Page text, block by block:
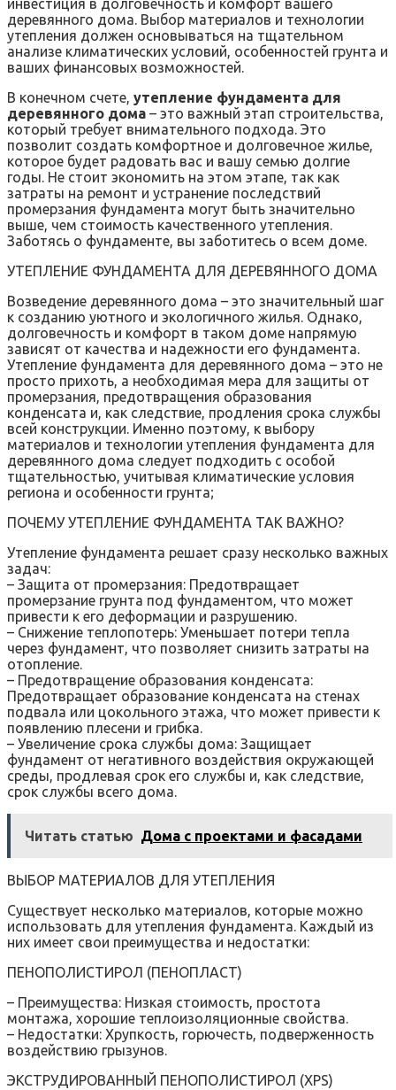
инвестиция в долговечность и комфорт вашего
деревянного дома. Выбор материалов и технологии
утепления должен основываться на тщательном
анализе климатических условий, особенностей грунта и
ваших финансовых возможностей.
В конечном счете, утепление фундамента для
деревянного дома – это важный этап строительства,
который требует внимательного подхода. Это
позволит создать комфортное и долговечное жилье,
которое будет радовать вас и вашу семью долгие
годы. Не стоит экономить на этом этапе, так как
затраты на ремонт и устранение последствий
промерзания фундамента могут быть значительно
выше, чем стоимость качественного утепления.
Заботясь о фундаменте, вы заботитесь о всем доме.
УТЕПЛЕНИЕ ФУНДАМЕНТА ДЛЯ ДЕРЕВЯННОГО ДОМА
Возведение деревянного дома – это значительный шаг
к созданию уютного и экологичного жилья. Однако,
долговечность и комфорт в таком доме напрямую
зависят от качества и надежности его фундамента.
Утепление фундамента для деревянного дома – это не
просто прихоть, а необходимая мера для защиты от
промерзания, предотвращения образования
конденсата и, как следствие, продления срока службы
всей конструкции. Именно поэтому, к выбору
материалов и технологии утепления фундамента для
деревянного дома следует подходить с особой
тщательностью, учитывая климатические условия
региона и особенности грунта;
ПОЧЕМУ УТЕПЛЕНИЕ ФУНДАМЕНТА ТАК ВАЖНО?
Утепление фундамента решает сразу несколько важных
задач:
– Защита от промерзания: Предотвращает
промерзание грунта под фундаментом, что может
привести к его деформации и разрушению.
– Снижение теплопотерь: Уменьшает потери тепла
через фундамент, что позволяет снизить затраты на
отопление.
– Предотвращение образования конденсата:
Предотвращает образование конденсата на стенах
подвала или цокольного этажа, что может привести к
появлению плесени и грибка.
– Увеличение срока службы дома: Защищает
фундамент от негативного воздействия окружающей
среды, продлевая срок его службы и, как следствие,
срок службы всего дома.
Читать статью Дома с проектами и фасадами
ВЫБОР МАТЕРИАЛОВ ДЛЯ УТЕПЛЕНИЯ
Существует несколько материалов, которые можно
использовать для утепления фундамента. Каждый из
них имеет свои преимущества и недостатки:
ПЕНОПОЛИСТИРОЛ (ПЕНОПЛАСТ)
– Преимущества: Низкая стоимость, простота
монтажа, хорошие теплоизоляционные свойства.
– Недостатки: Хрупкость, горючесть, подверженность
воздействию грызунов.
ЭКСТРУДИРОВАННЫЙ ПЕНОПОЛИСТИРОЛ (XPS)